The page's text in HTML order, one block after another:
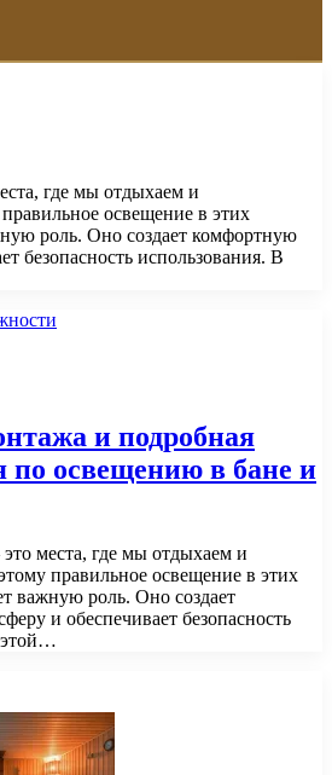
где мы отдыхаем и
освещение в этих
роль. Оно создает комфортную
безопасность использования. В
и подробная
по освещению в бане и
места, где мы отдыхаем и
правильное освещение в этих
важную роль. Оно создает
и обеспечивает безопасность
этой…